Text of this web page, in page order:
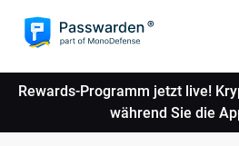
Rewards-Programm jetzt live!
während Sie die